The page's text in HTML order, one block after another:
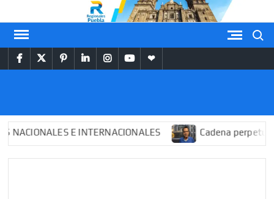
al
contenido
facebooktwitterpinterest
linkedininstagram
youtubethemespiral
PUEBLA
E INTERNACIONALES Cadena perpetua para